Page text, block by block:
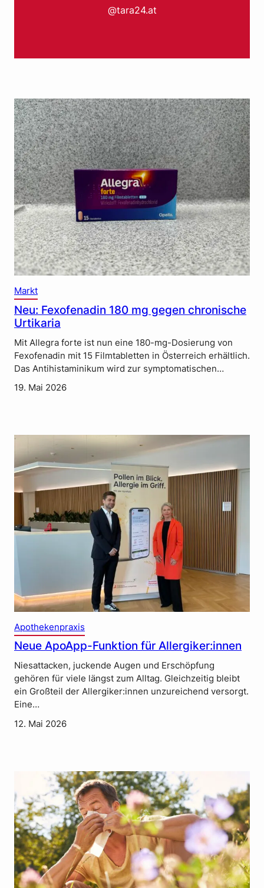
@tara24.at
Markt
Neu: Fexofenadin 180 mg gegen chronische
Urtikaria
Mit Allegra forte ist nun eine 180-mg-Dosierung von
Fexofenadin mit 15 Filmtabletten in Österreich erhältlich.
Das Antihistaminikum wird zur symptomatischen…
19. Mai 2026
Apothekenpraxis
Neue ApoApp-Funktion für Allergiker:innen
Niesattacken, juckende Augen und Erschöpfung
gehören für viele längst zum Alltag. Gleichzeitig bleibt
ein Großteil der Allergiker:innen unzureichend versorgt.
Eine…
12. Mai 2026